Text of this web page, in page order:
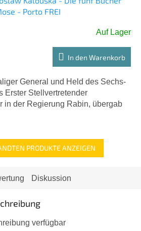
- Porto FREI
Auf Lager
In den Warenkorb
General und Held des Sechs-
Erster Stellvertretender
in der Regierung Rabin, übergab
PRODUKTE ANZEIGEN
Diskussion
verfügbar